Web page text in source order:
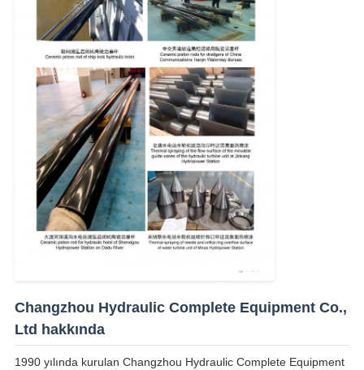
Changzhou Hydraulic Complete Equipment Co.,
Ltd hakkında
1990 yılında kurulan Changzhou Hydraulic Complete Equipment